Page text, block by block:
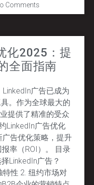
Comments
化2025：提
全面指南
广告已成为
。作为全球最大的
提供了精准的受众
LinkedIn广告优化
告优化策略，提升
率（ROI）。 目录
LinkedIn广告？
特性 2. 纽约市场对